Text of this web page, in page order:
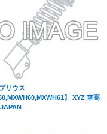
リウス
】 XYZ 車高